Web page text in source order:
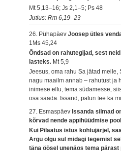
Mt 5,13–16; Js 2,1–5; Ps 48
Jutlus: Rm 6,19–23
26. PühapäevJoosep ütles
1Ms 45,24
Õndsad on rahutegijad, sest
lasteks. Mt 5,9
Jeesus, oma rahu Sa jätad
nagu maailm annab – rahutust ja
inimese ellu, tema südamesse,
osa saada. Issand, palun tee ka
27. EsmaspäevIssanda silmad
kõrvad nende appihüüdmise
Kui Pilaatus istus kohtujärjel,
Ärgu olgu sul midagi tegemist
täna öösel unenäos tema pärast